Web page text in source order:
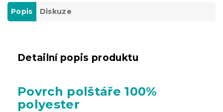
Popis Diskuze
Detailní popis produktu
Povrch polštáře 100%
polyester